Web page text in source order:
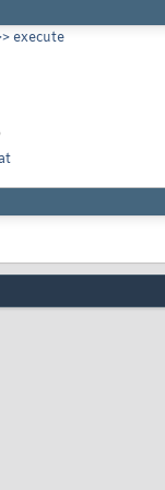
execute